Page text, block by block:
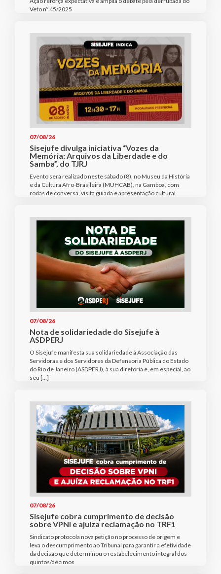
Veto nº 45/2025
07/08/26
Sisejufe divulga iniciativa “Vozes da
Memória: Arquivos da Liberdade e do
Samba”, do TJRJ
Evento será realizado neste sábado (8), no Museu da História
e da Cultura Afro-Brasileira (MUHCAB), na Gamboa, com
rodas de conversa, visita guiada e apresentação cultural
07/08/26
Nota de solidariedade do Sisejufe à
ASDPERJ
O Sisejufe manifesta sua solidariedade à Associação das
Servidoras e dos Servidores da Defensoria Pública do Estado
do Rio de Janeiro (ASDPERJ), à sua diretoria e, em especial, ao
seu […]
07/08/26
Sisejufe cobra cumprimento de decisão
sobre VPNI e ajuíza reclamação no TRF1
Sindicato protocola nova petição no processo de origem e
leva o descumprimento ao Tribunal para garantir a efetividade
da decisão que determinou o restabelecimento integral dos
quintos/décimos